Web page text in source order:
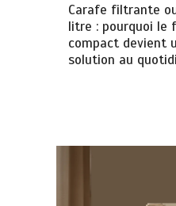
Carafe filtrante
litre : pourquoi le
compact devient
solution au